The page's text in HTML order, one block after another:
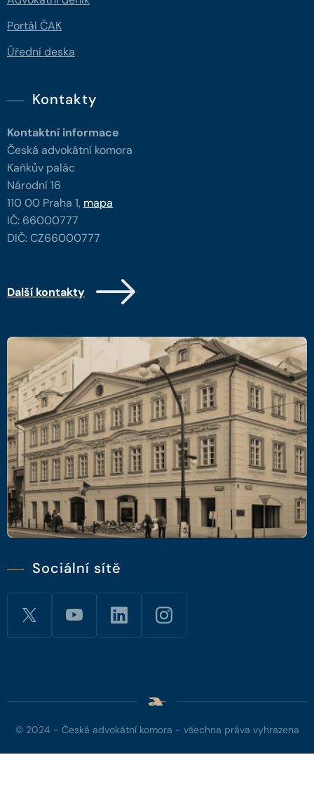
Portál ČAK
Úřední deska
Kontakty
Kontaktní informace
Česká advokátní komora
Kaňkův palác
Národní 16
110 00 Praha 1, mapa
IČ: 66000777
DIČ: CZ66000777
Další kontakty
Sociální sítě
© 2024 - Česká advokátní komora - všechna práva vyhrazena